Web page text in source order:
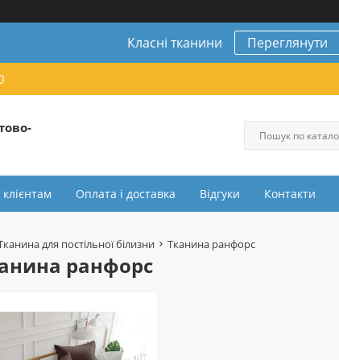
Класні тканини Переглянути
Оплата і доставка Відгуки Контакти
для постільної білизни Тканина ранфорс
ранфорс